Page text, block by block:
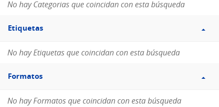
No hay Categorias que coincidan con esta búsqueda
Filtro
Etiquetas
Etiquetas
No hay Etiquetas que coincidan con esta búsqueda
Filtro
Formatos
Formatos
No hay Formatos que coincidan con esta búsqueda